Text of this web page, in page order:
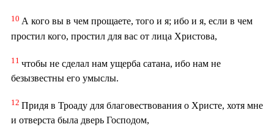
10 А кого вы в чем прощаете, того и я; ибо и я, если в чем
простил кого, простил для вас от лица Христова,
11 чтобы не сделал нам ущерба сатана, ибо нам не
безызвестны его умыслы.
12 Придя в Троаду для благовествования о Христе, хотя мне
и отверста была дверь Господом,